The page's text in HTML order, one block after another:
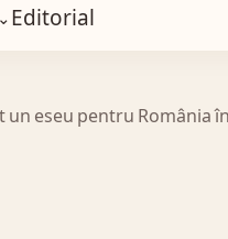
⌄Editorial
un eseu pentru România